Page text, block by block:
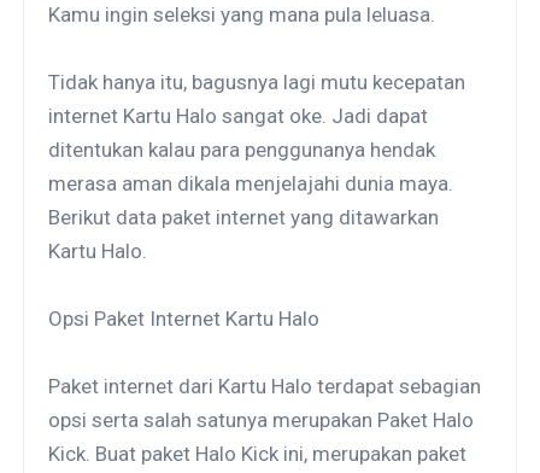
Kamu ingin seleksi yang mana pula leluasa.
Tidak hanya itu, bagusnya lagi mutu kecepatan
internet Kartu Halo sangat oke. Jadi dapat
ditentukan kalau para penggunanya hendak
merasa aman dikala menjelajahi dunia maya.
Berikut data paket internet yang ditawarkan
Kartu Halo.
Opsi Paket Internet Kartu Halo
Paket internet dari Kartu Halo terdapat sebagian
opsi serta salah satunya merupakan Paket Halo
Kick. Buat paket Halo Kick ini, merupakan paket